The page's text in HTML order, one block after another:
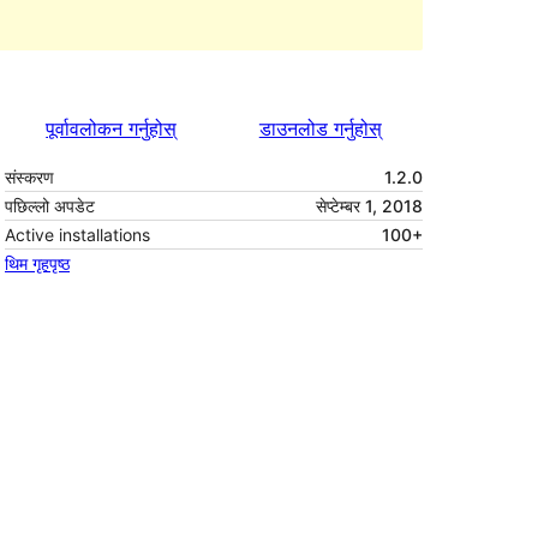
पूर्वावलोकन गर्नुहोस् डाउनलोड गर्नुहोस्
संस्करण
1.2.0
पछिल्लो अपडेट
सेप्टेम्बर 1, 2018
Active installations
100+
थिम गृहपृष्ठ